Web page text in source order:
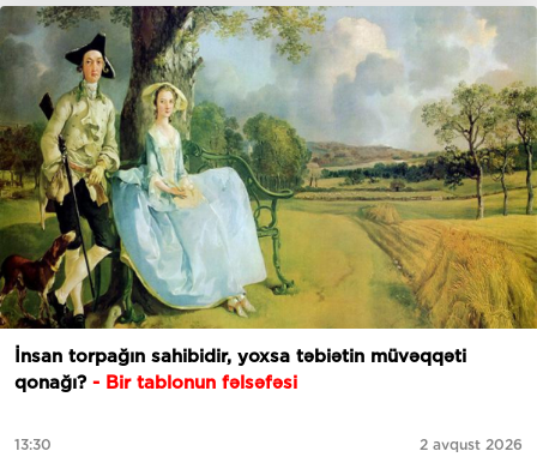
İnsan torpağın sahibidir, yoxsa təbiətin müvəqqəti
qonağı? - Bir tablonun fəlsəfəsi
13:30 2 avqust 2026